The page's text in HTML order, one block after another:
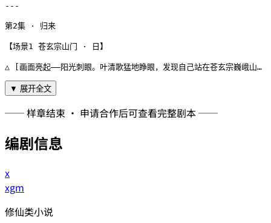
---
第2集 · 归来
【场景1 苍玄宗山门 · 日】
△ [画面亮起——阳光刺眼。叶清歌猛地睁眼，发现自己站在苍玄宗巍峨山…
▼ 展开全文
── 样章结束 · 申请合作后可查看完整剧本 ──
编剧信息
x
xgm
修仙类小说